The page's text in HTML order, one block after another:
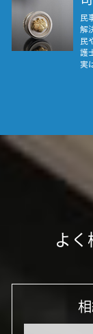
民
解
民
護
実
よ